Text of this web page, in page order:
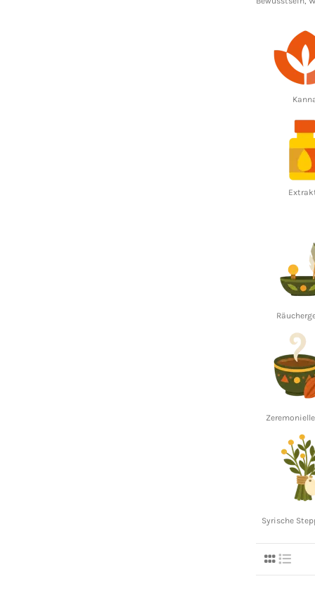
Syrische